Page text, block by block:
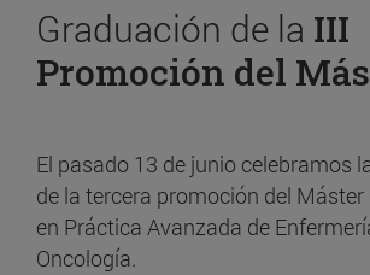
Graduación de la III
Promoción del
El pasado 13 de junio celebramos
de la tercera promoción del
en Práctica Avanzada de
Oncología.